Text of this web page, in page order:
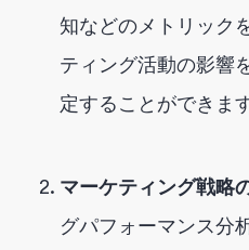
知などのメトリック
ティング活動の影響
定することができます
マーケティング戦略
グパフォーマンス分